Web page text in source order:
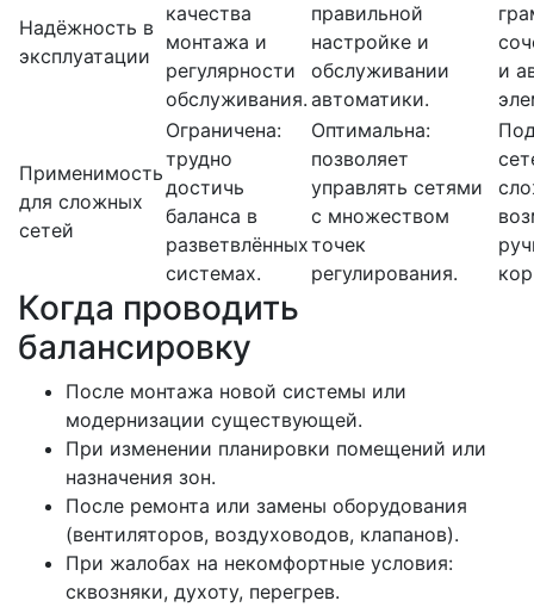
Надёжность в
эксплуатации
качества
монтажа и
регулярности
обслуживания.
правильной
настройке и
обслуживании
автоматики.
и
Применимость
для сложных
сетей
Ограничена:
трудно
достичь
баланса в
разветвлённых
системах.
Оптимальна:
позволяет
управлять сетями
с множеством
точек
регулирования.
Когда проводить
балансировку
После монтажа новой системы или
модернизации существующей.
При изменении планировки помещений или
назначения зон.
После ремонта или замены оборудования
(вентиляторов, воздуховодов, клапанов).
При жалобах на некомфортные условия:
сквозняки, духоту, перегрев.